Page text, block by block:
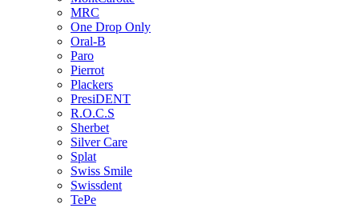
MRC
One Drop Only
Oral-B
Paro
Pierrot
Plackers
PresiDENT
R.O.C.S
Sherbet
Silver Care
Splat
Swiss Smile
Swissdent
TePe